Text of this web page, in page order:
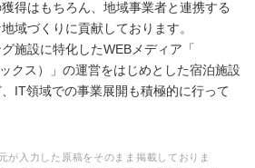
得はもちろん、地域事業者と連携する
域づくりに貢献しております。
施設に特化したWEBメディア「
クス）」の運営をはじめとした宿泊施設
IT領域での事業展開も積極的に行って
が入力した原稿をそのまま掲載しておりま